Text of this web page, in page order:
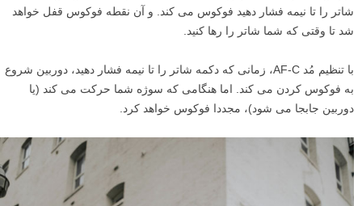
شاتر را تا نیمه فشار دهید فوکوس می کند. و آن نقطه فوکوس قفل خواهد
شد تا وقتی که شما شاتر را رها کنید.
با تنظیم مُد AF-C، زمانی که دکمه شاتر را تا نیمه فشار دهید، دوربین شروع
به فوکوس کردن می کند. اما هنگامی که سوژه شما حرکت می کند (یا
دوربین جابجا می شود)، مجددا فوکوس خواهد کرد.